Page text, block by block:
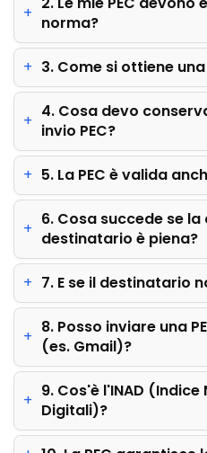
norma?
3. Come si ottiene una
4. Cosa devo
invio PEC?
5. La PEC è valida
6. Cosa succede se la
destinatario è piena?
7. E se il destinatario
8. Posso inviare una
(es. Gmail)?
9. Cos'è l'INAD
Digitali)?